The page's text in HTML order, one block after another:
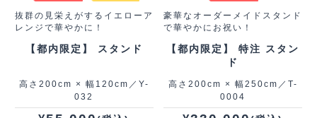
抜群の見栄えがするイエローア
レンジで華やかに！
【都内限定】 スタンド
高さ200cm × 幅120cm／Y-
032
豪華なオーダーメイドスタンド
で華やかにお祝い！
【都内限定】 特注 スタン
ド
高さ200cm × 幅250cm／T-
0004